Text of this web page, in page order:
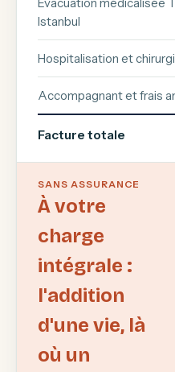
Istanbul
Hospitalisation et
Accompagnant et frais
Facture totale
SANS ASSURANCE
À votre
charge
intégrale :
l'addition
d'une vie, là
où un